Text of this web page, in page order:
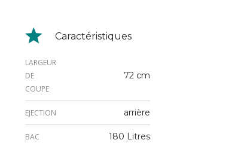
Caractéristiques
LARGEUR
DE
COUPE
72 cm
EJECTION arrière
BAC 180 Litres